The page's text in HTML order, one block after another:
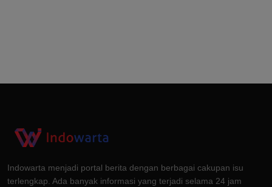
Indowarta menjadi portal berita dengan berbagai cakupan isu
terlengkap. Ada banyak informasi yang terjadi selama 24 jam